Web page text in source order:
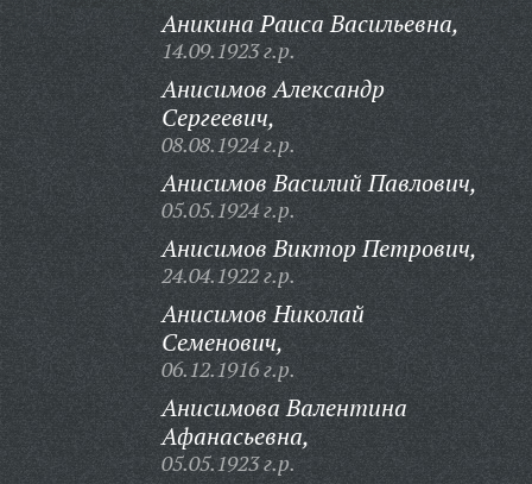
Аникина Раиса Васильевна,
14.09.1923 г.р.
Анисимов Александр
Сергеевич,
08.08.1924 г.р.
Анисимов Василий Павлович,
05.05.1924 г.р.
Анисимов Виктор Петрович,
24.04.1922 г.р.
Анисимов Николай
Семенович,
06.12.1916 г.р.
Анисимова Валентина
Афанасьевна,
05.05.1923 г.р.